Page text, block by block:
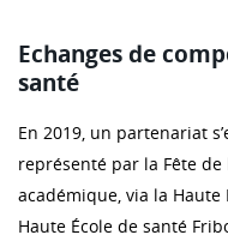
Echanges de
santé
En 2019, un partenariat
représenté par la Fête
académique, via la
Haute École de santé